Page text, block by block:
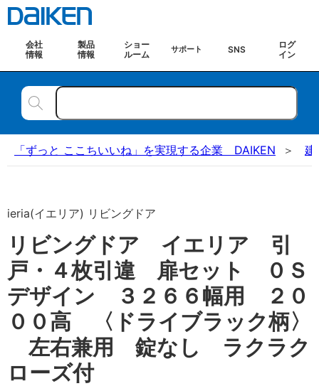
会社
情報
製品
情報
ショー
ルーム
サポート SNS
ログ
イン
「ずっと ここちいいね」を実現する企業 DAIKEN 建
ieria(イエリア) リビングドア
リビングドア イエリア 引
戸・４枚引違 扉セット ０Ｓ
デザイン ３２６６幅用 ２０
００高 〈ドライブラック柄〉
左右兼用 錠なし ラクラク
ローズ付